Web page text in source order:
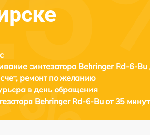
синтезатора Behringer Rd-6-Bu
ремонт по желанию
в день обращения
Behringer Rd-6-Bu от 35 минут